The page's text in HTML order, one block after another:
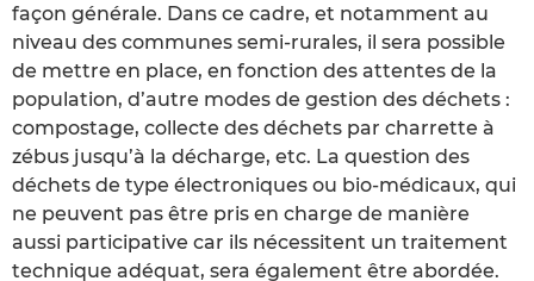
façon générale. Dans ce cadre, et notamment au
niveau des communes semi-rurales, il sera possible
de mettre en place, en fonction des attentes de la
population, d’autre modes de gestion des déchets :
compostage, collecte des déchets par charrette à
zébus jusqu’à la décharge, etc. La question des
déchets de type électroniques ou bio-médicaux, qui
ne peuvent pas être pris en charge de manière
aussi participative car ils nécessitent un traitement
technique adéquat, sera également être abordée.